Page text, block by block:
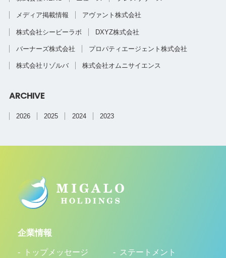
メディア掲載情報 アヴァント株式会社
株式会社シービーラボ DXYZ株式会社
バーナーズ株式会社 プロパティエージェント株式会社
株式会社リゾルバ 株式会社オムニサイエンス
ARCHIVE
2026 2025 2024 2023
企業情報
トップメッセージ
ステートメント